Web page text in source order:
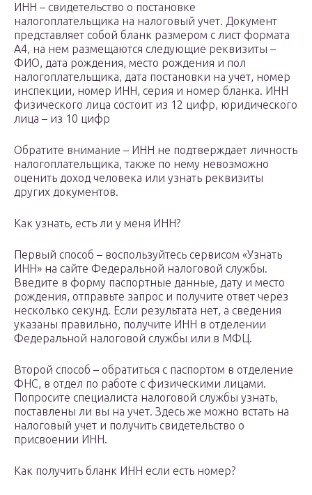
ИНН – свидетельство о постановке
налогоплательщика на налоговый учет. Документ
представляет собой бланк размером с лист формата
А4, на нем размещаются следующие реквизиты –
ФИО, дата рождения, место рождения и пол
налогоплательщика, дата постановки на учет, номер
инспекции, номер ИНН, серия и номер бланка. ИНН
физического лица состоит из 12 цифр, юридического
лица – из 10 цифр
Обратите внимание – ИНН не подтверждает личность
налогоплательщика, также по нему невозможно
оценить доход человека или узнать реквизиты
других документов.
Как узнать, есть ли у меня ИНН?
Первый способ – воспользуйтесь сервисом «Узнать
ИНН» на сайте Федеральной налоговой службы.
Введите в форму паспортные данные, дату и место
рождения, отправьте запрос и получите ответ через
несколько секунд. Если результата нет, а сведения
указаны правильно, получите ИНН в отделении
Федеральной налоговой службы или в МФЦ.
Второй способ – обратиться с паспортом в отделение
ФНС, в отдел по работе с физическими лицами.
Попросите специалиста налоговой службы узнать,
поставлены ли вы на учет. Здесь же можно встать на
налоговый учет и получить свидетельство о
присвоении ИНН.
Как получить бланк ИНН если есть номер?